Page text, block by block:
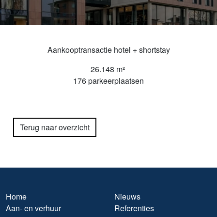
Aankooptransactie hotel + shortstay
26.148 m²
176 parkeerplaatsen
Terug naar overzicht
Home
Aan- en verhuur
Nieuws
Referenties